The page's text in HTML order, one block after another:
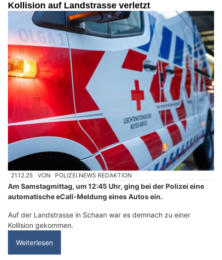
Kollision auf Landstrasse verletzt
21.12.25 VON POLIZEI.NEWS REDAKTION
Am Samstagmittag, um 12:45 Uhr, ging bei der Polizei eine
automatische eCall-Meldung eines Autos ein.
Auf der Landstrasse in Schaan war es demnach zu einer
Kollision gekommen.
Weiterlesen